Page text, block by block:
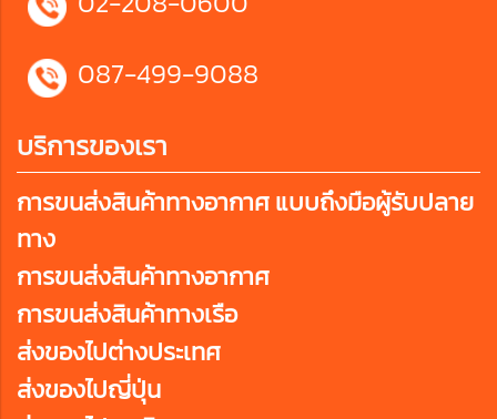
087-499-9088
บริการของเรา
การขนส่งสินค้าทางอากาศ แบบถึงมือผู้รับปลาย
ทาง
การขนส่งสินค้าทางอากาศ
การขนส่งสินค้าทางเรือ
ส่งของไปต่างประเทศ
ส่งของไปญี่ปุ่น